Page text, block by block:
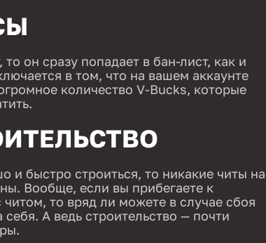
то он сразу попадает в бан-лист, как и
в том, что на вашем аккаунте
количество V-Bucks, которые
и быстро строиться, то никакие читы на
Вообще, если вы прибегаете к
то вряд ли можете в случае сбоя
А ведь строительство — почти